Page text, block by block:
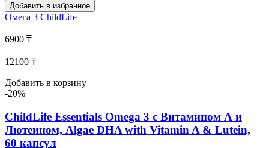
Добавить в избранное
Омега 3 ChildLife
6900 ₸
12100 ₸
Добавить в корзину
-20%
ChildLife Essentials Omega 3 с Витамином А и
Лютеином, Algae DHA with Vitamin A & Lutein,
60 капсул